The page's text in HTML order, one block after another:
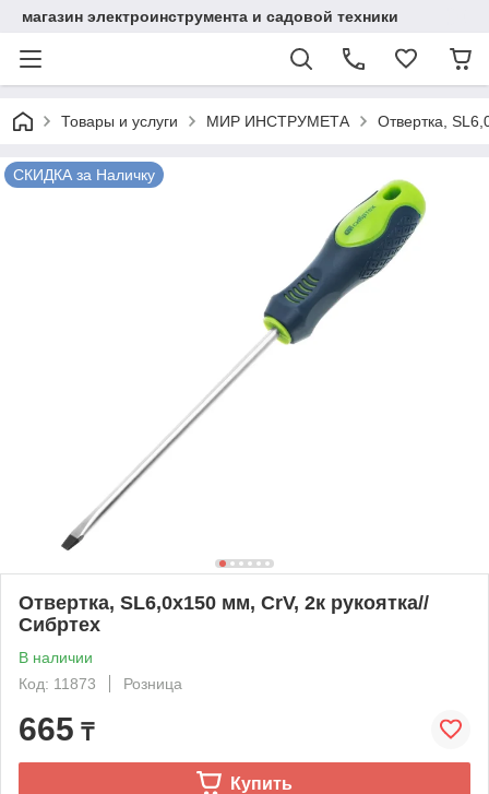
магазин электроинструмента и садовой техники
Товары и услуги МИР ИНСТРУМЕТА Отвертка,
СКИДКА за Наличку
Отвертка, SL6,0х150 мм, CrV, 2к рукоятка//
Сибртех
В наличии
Код: 11873
Розница
665 ₸
Купить